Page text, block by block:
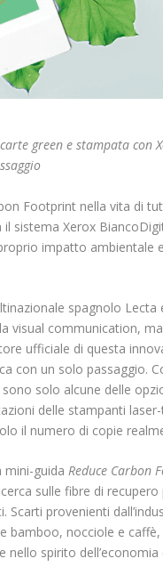
green e stampata con
Footprint nella vita di
il sistema Xerox
impatto ambientale
spagnolo
visual communication,
ufficiale di questa
con un solo passaggio.
solo alcune delle
delle stampanti
il numero di copie
mini-guida Reduce Carbon
sulle fibre di
Scarti provenienti
bamboo, nocciole e
spirito dell’economia